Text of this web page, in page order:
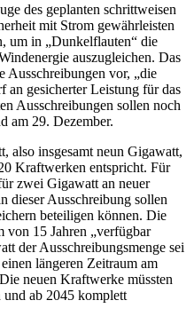
des geplanten schrittweisen
mit Strom gewährleisten
um in „Dunkelflauten“ die
auszugleichen. Das
Ausschreibungen vor, „die
an gesicherter Leistung für das
Ausschreibungen sollen noch
am 29. Dezember.
also insgesamt neun Gigawatt,
Kraftwerken entspricht. Für
zwei Gigawatt an neuer
dieser Ausschreibung sollen
beteiligen können. Die
von 15 Jahren „verfügbar
der Ausschreibungsmenge sei
längeren Zeitraum am
neuen Kraftwerke müssten
und ab 2045 komplett